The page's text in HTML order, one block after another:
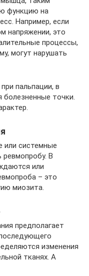
функцию на
Например, если
напряжении, это
процессы,
могут нарушать
пальпации, в
точки.
или системные
ревмопробу. В
или
– это
миозита.
предполагает
изменения
тканях. А